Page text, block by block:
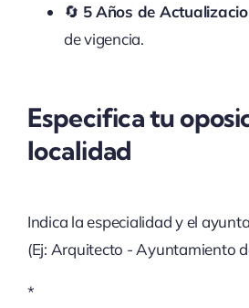
🔄 5 Años de
de vigencia.
Especifica tu
localidad
Indica la especialidad y el
(Ej: Arquitecto - Ayuntamiento
*